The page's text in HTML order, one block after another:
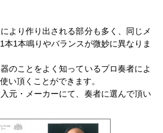
より作り出される部分も多く、同じメ
本1本鳴りやバランスが微妙に異なりま
のことをよく知っているプロ奏者によ
い頂くことができます。
元・メーカーにて、奏者に選んで頂い